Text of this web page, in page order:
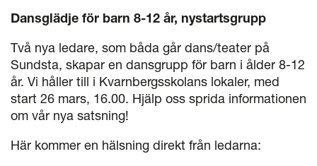
Dansglädje för barn 8-12 år, nystartsgrupp
Två nya ledare, som båda går dans/teater på
Sundsta, skapar en dansgrupp för barn i ålder 8-12
år. Vi håller till i Kvarnbergsskolans lokaler, med
start 26 mars, 16.00. Hjälp oss sprida informationen
om vår nya satsning!
Här kommer en hälsning direkt från ledarna: